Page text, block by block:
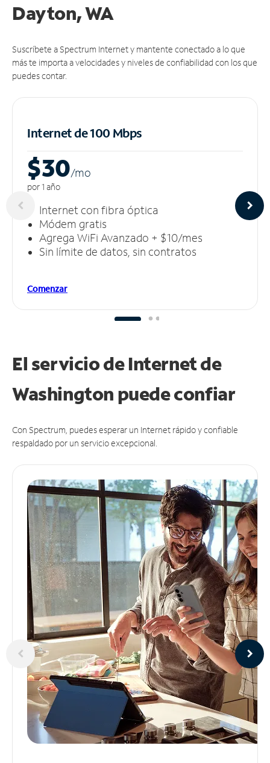
Dayton, WA
Suscríbete a Spectrum Internet y mantente conectado a lo que
más te importa a velocidades y niveles de confiabilidad con los que
puedes contar.
Internet de 100 Mbps
$30/mo
por 1 año
Internet con fibra óptica
Módem gratis
Agrega WiFi Avanzado + $10/mes
Sin límite de datos, sin contratos
Comenzar
El servicio de Internet de
Washington puedeconfiar
Con Spectrum, puedes esperar un Internet rápido y confiable
respaldado por un servicio excepcional.